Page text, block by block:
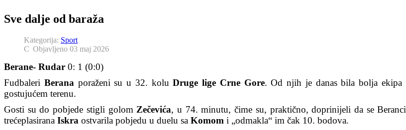
Sve dalje od baraža
Kategorija: Sport
Objavljeno 03 maj 2026
Berane- Rudar 0: 1 (0:0)
Fudbaleri Berana poraženi su u 32. koluDruge lige Crne Gore. Od njih je danas bila bolja
gostujućem terenu.
Gosti su do pobjede stigli golom Zečevića, u 74. minutu, čime su, praktično, doprinijeli da se
trećeplasirana Iskra ostvarila pobjedu u duelu sa Komom i „odmakla“ im čak 10. bodova.